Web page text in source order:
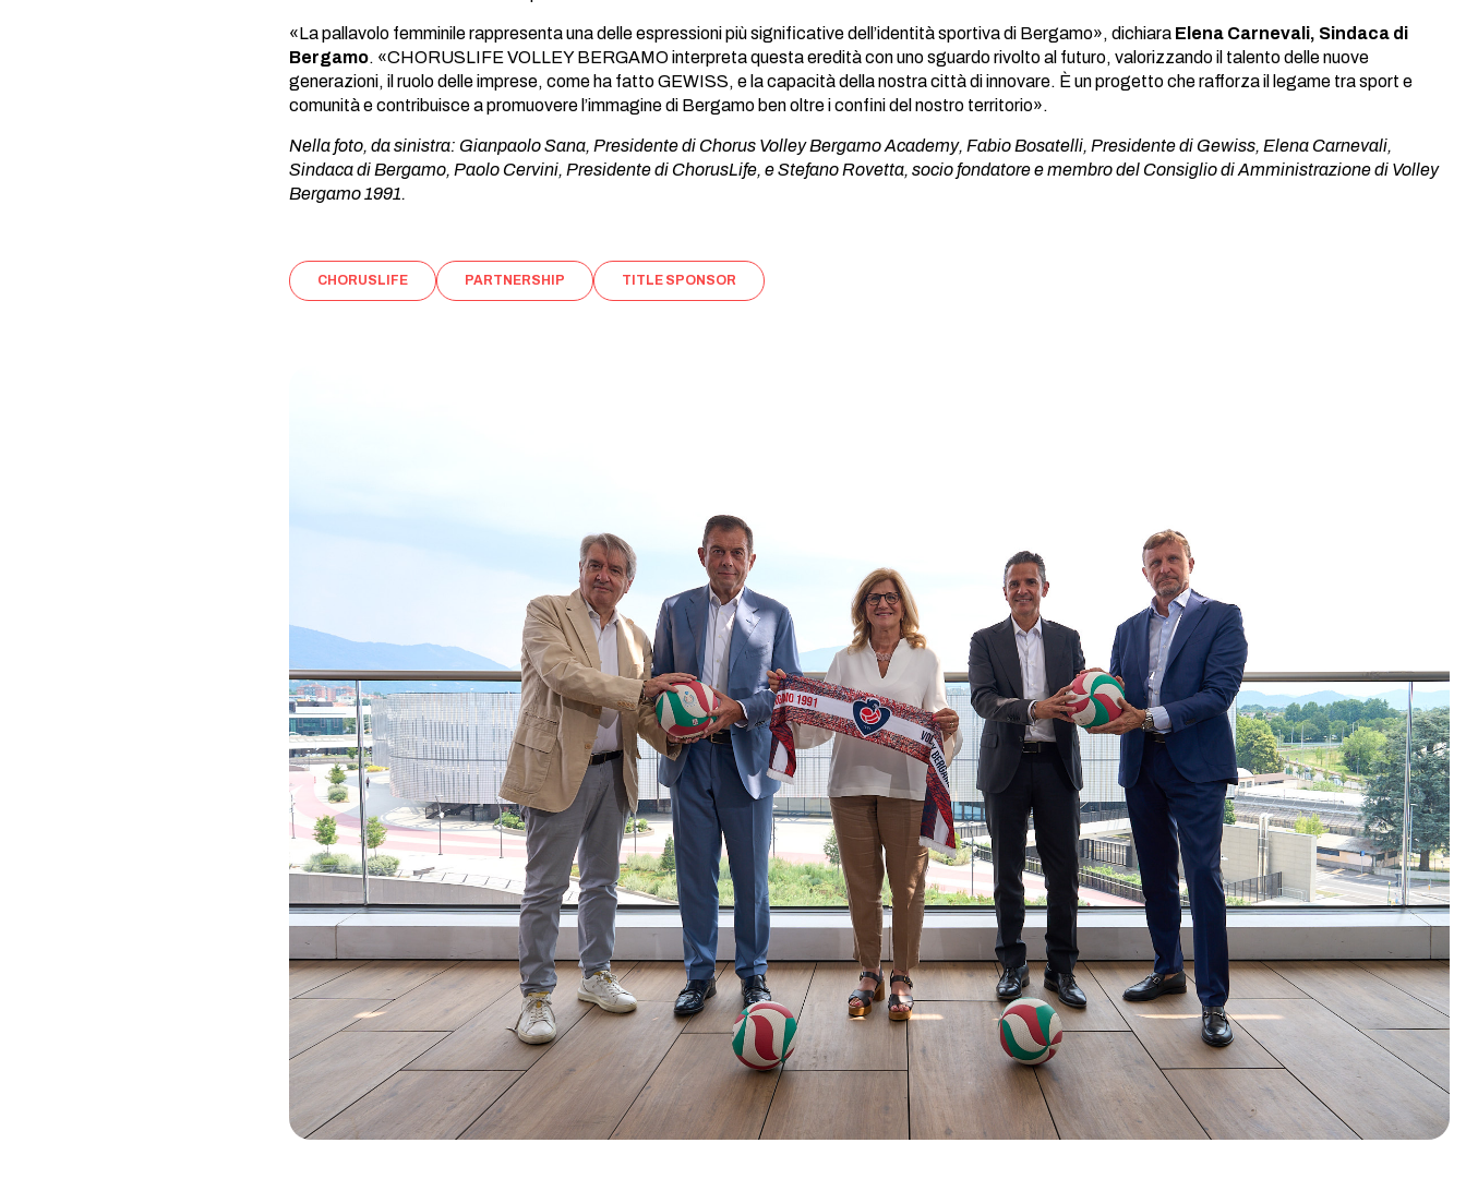
«La pallavolo femminile rappresenta una delle espressioni più significative dell’identità sportiva di Bergamo», dichiara Elena Carnevali, Sindaca di
Bergamo. «CHORUSLIFE VOLLEY BERGAMO interpreta questa eredità con uno sguardo rivolto al futuro, valorizzando il talento delle nuove
generazioni, il ruolo delle imprese, come ha fatto GEWISS, e la capacità della nostra città di innovare. È un progetto che rafforza il legame tra sport e
comunità e contribuisce a promuovere l’immagine di Bergamo ben oltre i confini del nostro territorio».
Nella foto, da sinistra: Gianpaolo Sana, Presidente di Chorus Volley Bergamo Academy, Fabio Bosatelli, Presidente di Gewiss, Elena Carnevali,
Sindaca di Bergamo, Paolo Cervini, Presidente di ChorusLife, e Stefano Rovetta, socio fondatore e membro del Consiglio di Amministrazione di Volley
Bergamo 1991.
CHORUSLIFE PARTNERSHIP TITLE SPONSOR